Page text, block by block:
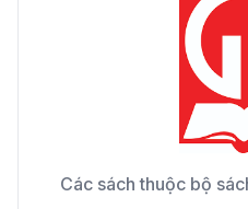
Các sách thuộc bộ